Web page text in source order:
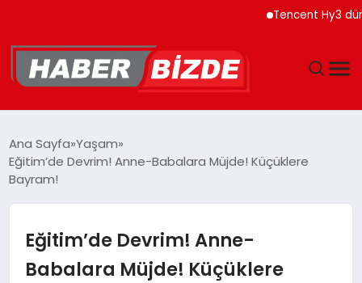
Tencent Hy3 dünya
YAŞAM
EĞITIM
Ana Sayfa Yaşam
Eğitim’de Devrim! Anne-Babalara Müjde! Küçüklere
Bayram!
Eğitim’de Devrim! Anne-
Babalara Müjde! Küçüklere